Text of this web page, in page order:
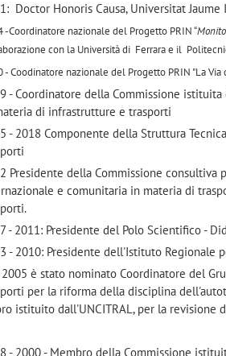
Doctor Honoris Causa, Universitat Jaume
-Coordinatore nazionale del Progetto PRIN “
con la Università di Ferrara e il
- Coodinatore nazionale del Progetto PRIN "La
- Coordinatore della Commissione
di infrastrutture e trasporti
- 2018 Componente della Struttura
Presidente della Commissione
e comunitaria in materia di
- 2011: Presidente del Polo Scientifico -
- 2010: Presidente dell'Istituto Regionale
è stato nominato Coordinatore del
per la riforma della disciplina
istituito dall'UNCITRAL, per la
- 2000 - Membro della Commissione